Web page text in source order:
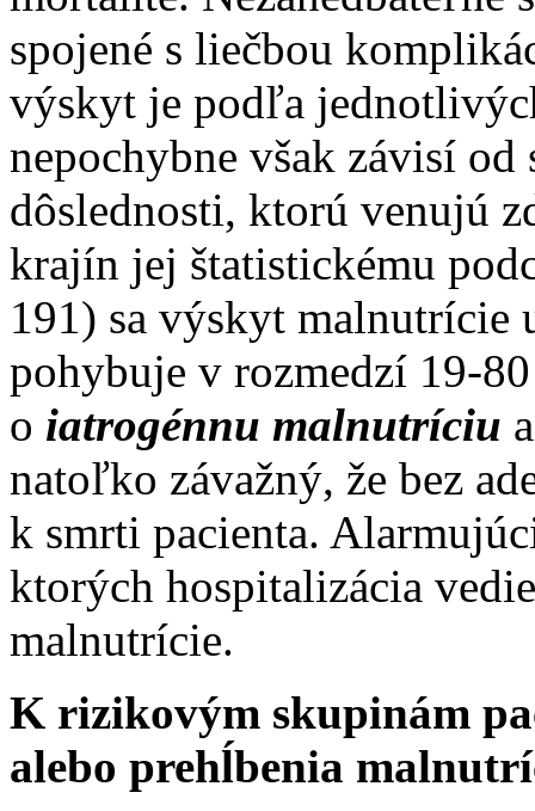
spojené s liečbou
výskyt je podľa
nepochybne však závisí
dôslednosti, ktorú venujú
krajín jej štatistickému
191) sa výskyt malnutrície
pohybuje v rozmedzí 19-
o iatrogénnu malnutríciu
natoľko závažný, že bez
k smrti pacienta.
ktorých hospitalizácia
malnutrície.
K rizikovým skupinám
alebo prehĺbenia